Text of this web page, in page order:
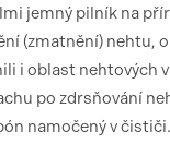
jemný pilník na
(zmatnění) nehtu,
i oblast nehtových
po zdrsňování
namočený v